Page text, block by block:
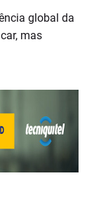
global da
mas